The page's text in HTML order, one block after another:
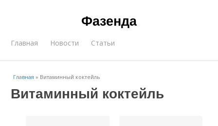
Фазенда
Главная Новости Статьи
Главная » Витаминный коктейль
Витаминный коктейль